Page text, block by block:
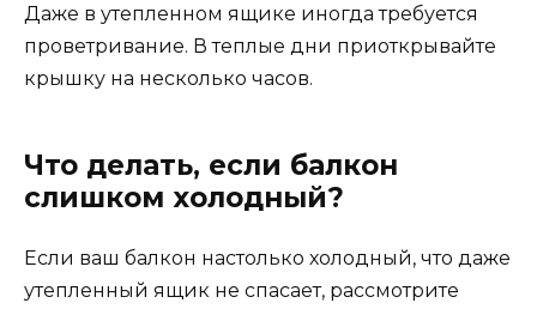
Даже в утепленном ящике иногда требуется
проветривание. В теплые дни приоткрывайте
крышку на несколько часов.
Что делать, если балкон
слишком холодный?
Если ваш балкон настолько холодный, что даже
утепленный ящик не спасает, рассмотрите